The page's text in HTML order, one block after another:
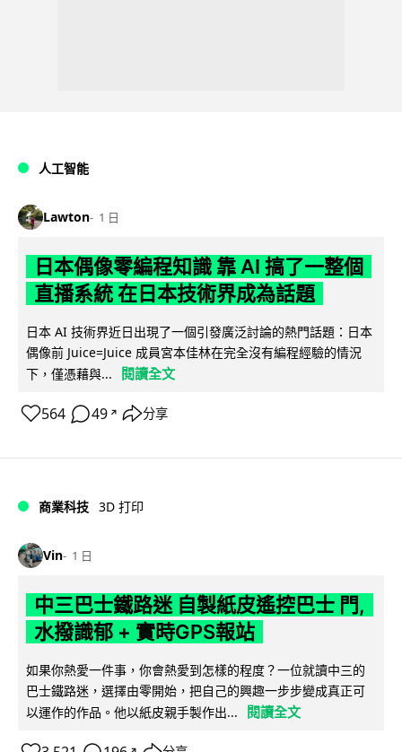
人工智能
Lawton 1 日
日本偶像零編程知識 靠 AI 搞了一整個
直播系統 在日本技術界成為話題
日本 AI 技術界近日出現了一個引發廣泛討論的熱門話題：日本
偶像前 Juice=Juice 成員宮本佳林在完全沒有編程經驗的情況
下，僅憑藉與...
閱讀全文
564 49 ↗ 分享
商業科技 3D 打印
Vin 1 日
中三巴士鐵路迷 自製紙皮遙控巴士 門,
水撥識郁 + 實時GPS報站
如果你熱愛一件事，你會熱愛到怎樣的程度？一位就讀中三的
巴士鐵路迷，選擇由零開始，把自己的興趣一步步變成真正可
以運作的作品。他以紙皮親手製作出...
閱讀全文